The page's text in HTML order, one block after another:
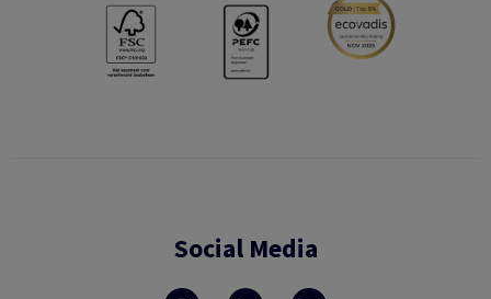
Social Media